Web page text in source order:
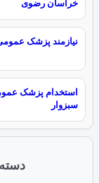
خراسان رضوی
نیازمند پزشک
استخدام پزشک
سبزوار